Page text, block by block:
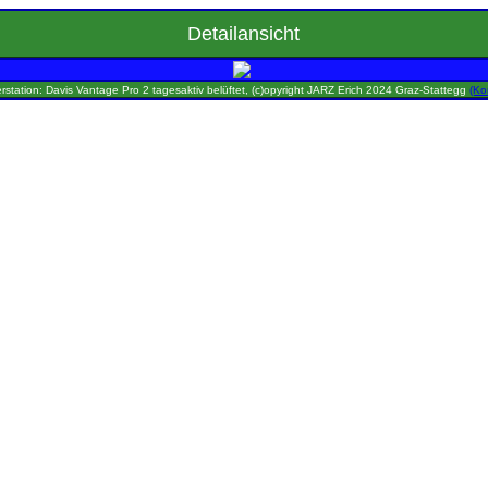
Detailansicht
Davis Vantage Pro 2 tagesaktiv belüftet, (c)opyright JARZ Erich 2024 Graz-Stattegg